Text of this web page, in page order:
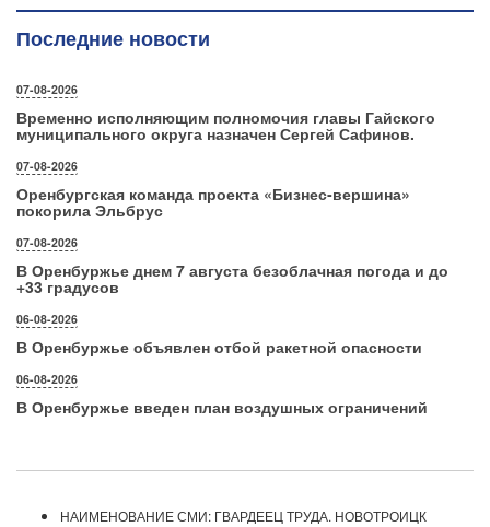
Последние новости
07-08-2026
Временно исполняющим полномочия главы Гайского
муниципального округа назначен Сергей Сафинов.
07-08-2026
Оренбургская команда проекта «Бизнес‑вершина»
покорила Эльбрус
07-08-2026
В Оренбуржье днем 7 августа безоблачная погода и до
+33 градусов
06-08-2026
В Оренбуржье объявлен отбой ракетной опасности
06-08-2026
В Оренбуржье введен план воздушных ограничений
НАИМЕНОВАНИЕ СМИ: ГВАРДЕЕЦ ТРУДА. НОВОТРОИЦК